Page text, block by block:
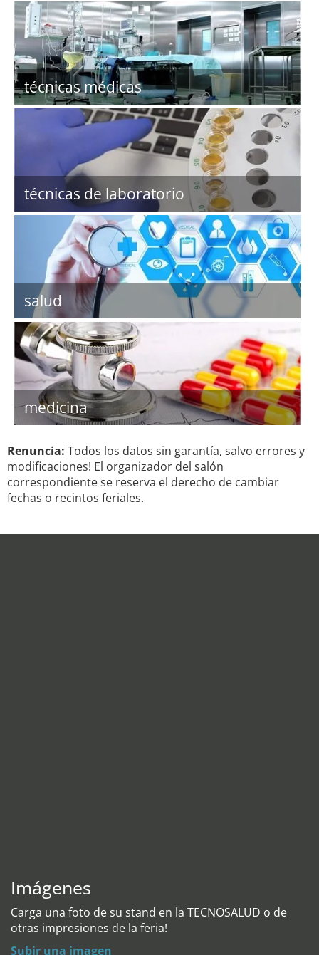
técnicas médicas
técnicas de laboratorio
salud
medicina
Renuncia: Todos los datos sin garantía, salvo errores y
modificaciones! El organizador del salón
correspondiente se reserva el derecho de cambiar
fechas o recintos feriales.
Imágenes
Carga una foto de su stand en la TECNOSALUD o de
otras impresiones de la feria!
Subir una imagen